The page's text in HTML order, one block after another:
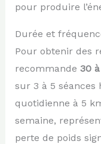
pour produire
Durée et
Pour obtenir des
recommande 30
sur 3 à 5 séances
quotidienne à 5
semaine,
perte de poids